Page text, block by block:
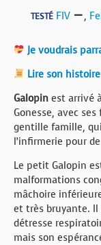
TESTÉ FIV ,
Je voudrais
Lire son
Galopin est arrivé
Gonesse, avec
gentille famille,
l’infirmerie pour
Le petit Galopin
malformations
mâchoire
et très bruyante.
détresse
mais son